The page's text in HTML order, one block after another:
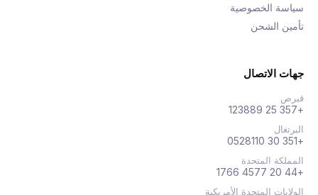
سياسة الخصوصية
تأمين الشحن
جهات الاتصال
قبرص
+357 25 123889
البرتغال
+351 30 0528110
المملكة المتحدة
+44 20 4577 1766
الولايات المتحدة الأمريكية